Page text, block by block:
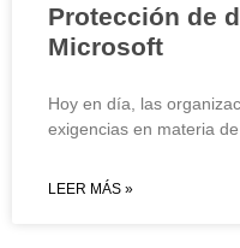
Protección de
Microsoft
Hoy en día, las
exigencias en materia
LEER MÁS »